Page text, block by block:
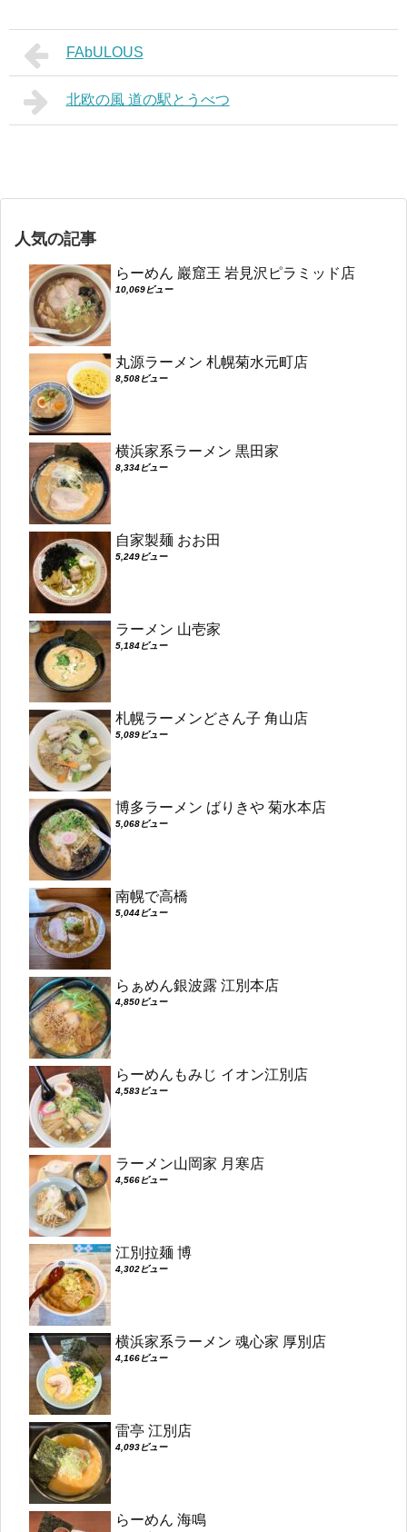
FAbULOUS
北欧の風 道の駅とうべつ
人気の記事
らーめん 巖窟王 岩見沢ピラミッド店
10,069ビュー
丸源ラーメン 札幌菊水元町店
8,508ビュー
横浜家系ラーメン 黒田家
8,334ビュー
自家製麺 おお田
5,249ビュー
ラーメン 山壱家
5,184ビュー
札幌ラーメンどさん子 角山店
5,089ビュー
博多ラーメン ばりきや 菊水本店
5,068ビュー
南幌で高橋
5,044ビュー
らぁめん銀波露 江別本店
4,850ビュー
らーめんもみじ イオン江別店
4,583ビュー
ラーメン山岡家 月寒店
4,566ビュー
江別拉麺 博
4,302ビュー
横浜家系ラーメン 魂心家 厚別店
4,166ビュー
雷亭 江別店
4,093ビュー
らーめん 海鳴